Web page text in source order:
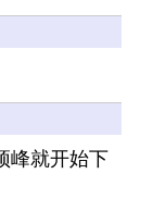
峰就开始下